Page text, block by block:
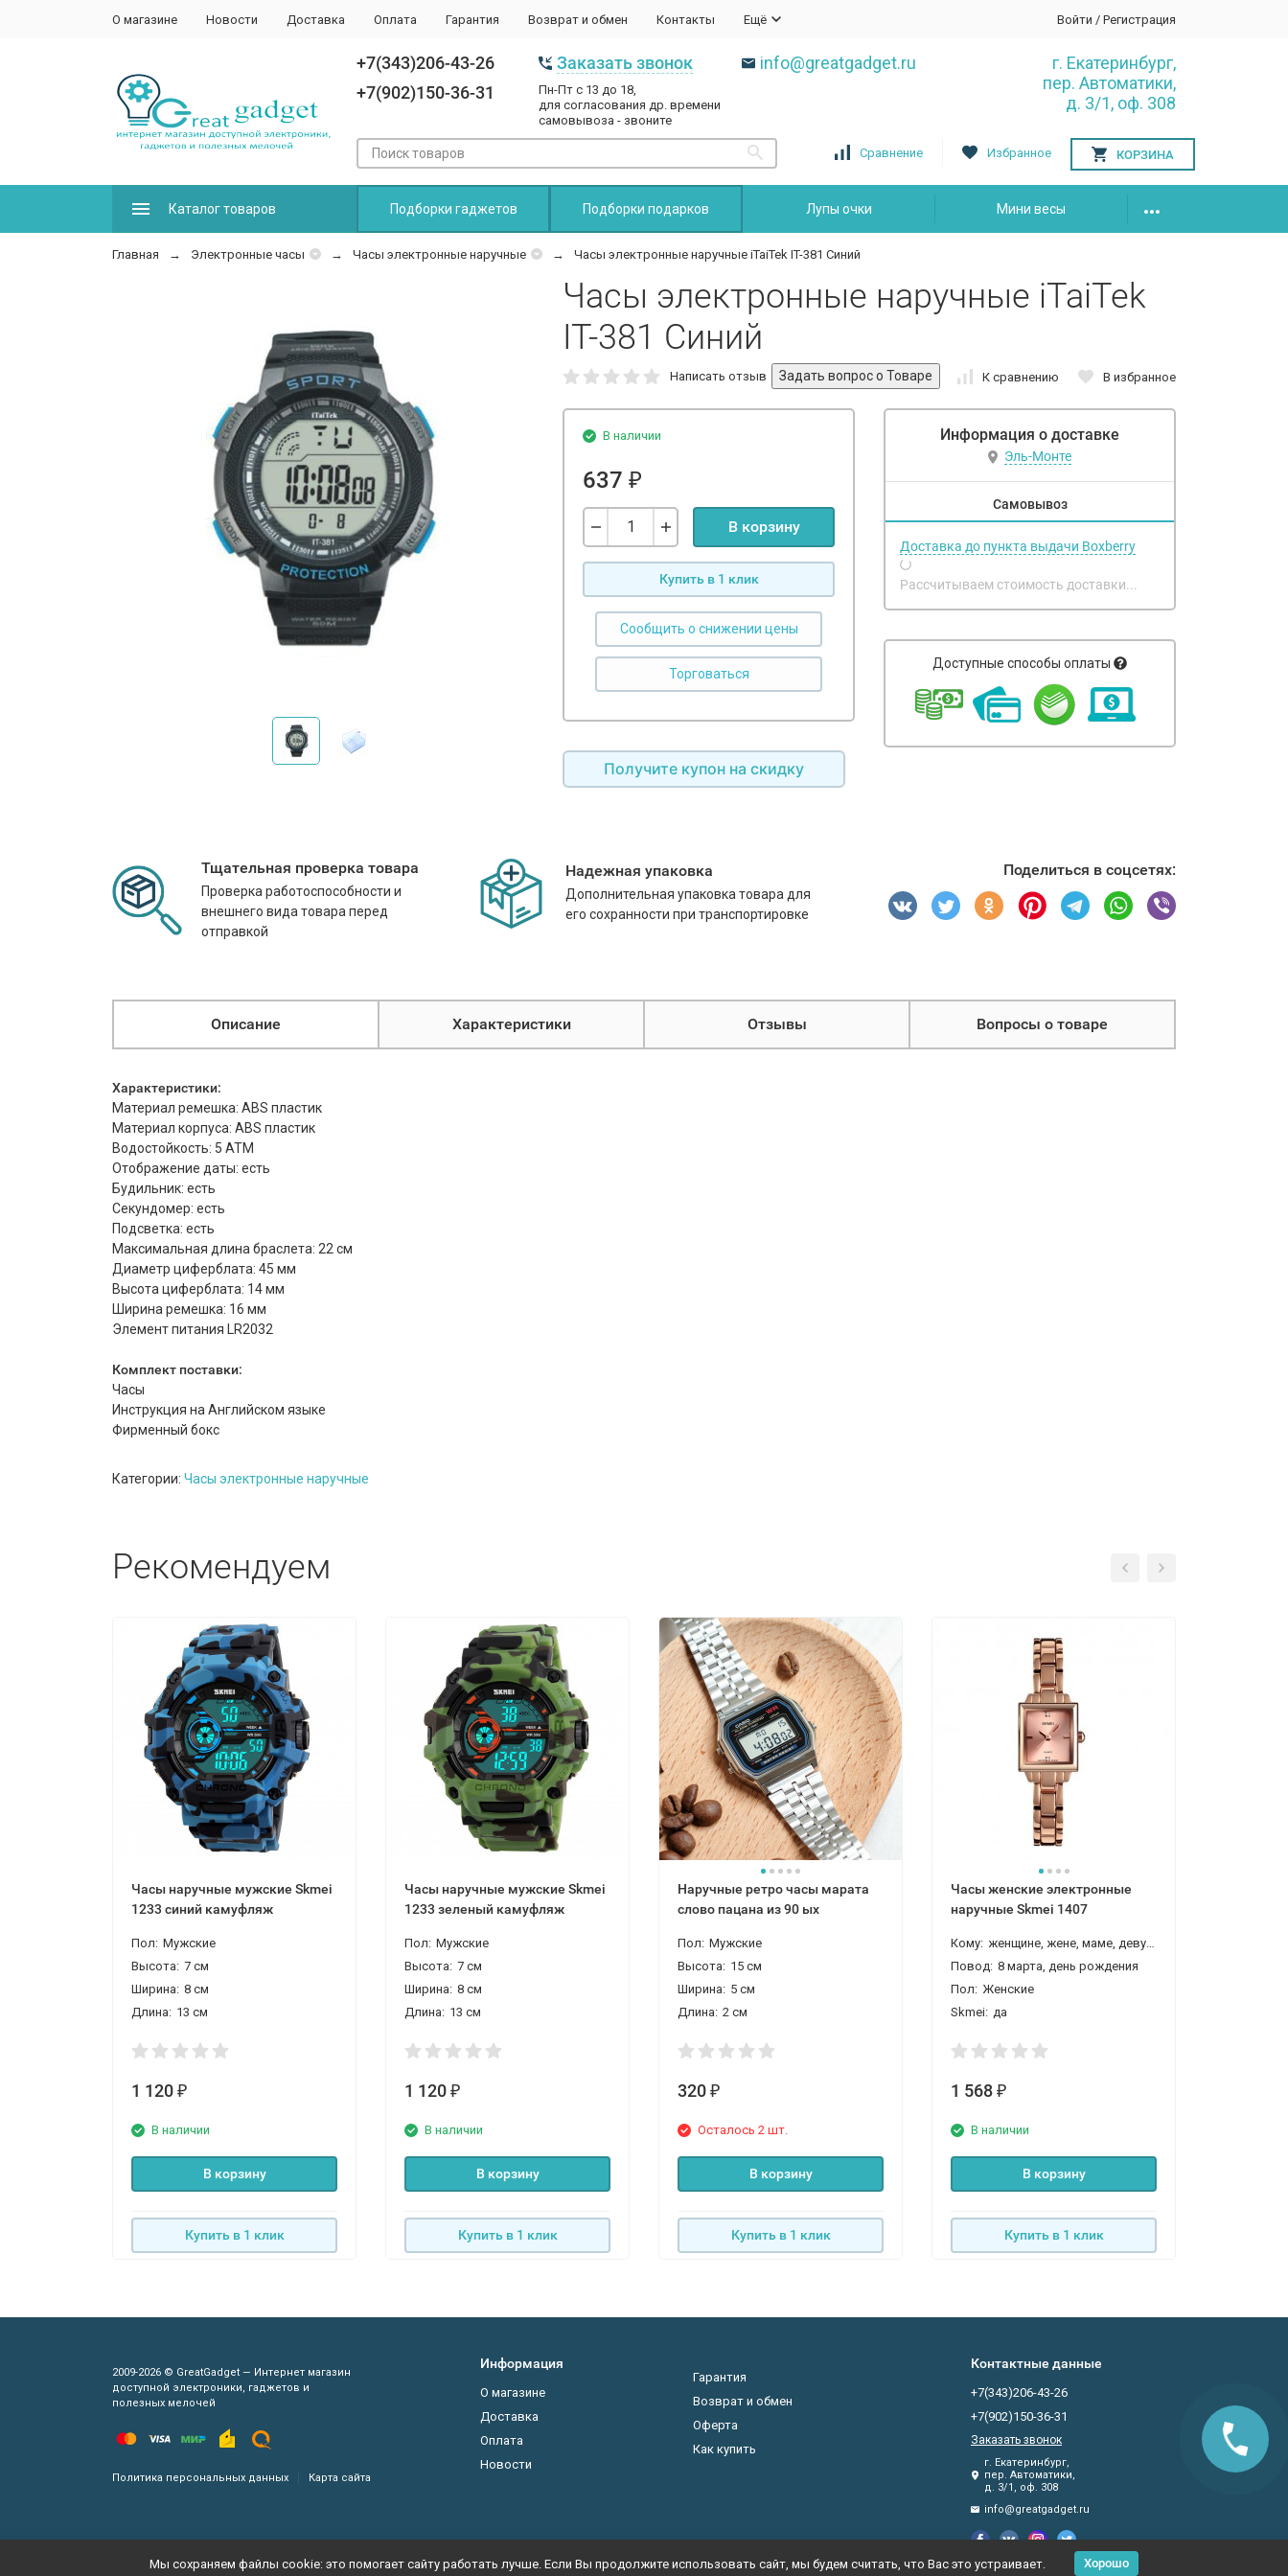
О магазине Новости Доставка Оплата Гарантия Возврат и обмен Контакты Ещё Войти / Регистрация
+7(343)206-43-26
+7(902)150-36-31
Заказать звонок
Пн-Пт с 13 до 18,
для согласования др. времени
самовывоза - звоните
info@greatgadget.ru
г. Екатеринбург,
пер. Автоматики,
д. 3/1, оф. 308
Сравнение Избранное КОРЗИНА
Каталог товаров Подборки гаджетов Подборки подарков Лупы очки Мини весы
Главная Электронные часы Часы электронные наручные Часы электронные наручные iTaiTek IT-381 Синий
Часы электронные наручные iTaiTek
IT-381 Синий
Написать отзыв К сравнению В избранное
В наличии
637 ₽
В корзину
Купить в 1 клик
Сообщить о снижении цены
Получите купон на скидку
Информация о доставке
Эль-Монте
Самовывоз
Доставка до пункта выдачи Boxberry
Рассчитываем стоимость доставки...
Доступные способы оплаты
Тщательная проверка товара
Проверка работоспособности и
внешнего вида товара перед
отправкой
Надежная упаковка
Дополнительная упаковка товара для
его сохранности при транспортировке
Поделиться в соцсетях:
Описание Характеристики Отзывы Вопросы о товаре
Характеристики:
Материал ремешка: ABS пластик
Материал корпуса: ABS пластик
Водостойкость: 5 АТМ
Отображение даты: есть
Будильник: есть
Секундомер: есть
Подсветка: есть
Максимальная длина браслета: 22 см
Диаметр циферблата: 45 мм
Высота циферблата: 14 мм
Ширина ремешка: 16 мм
Элемент питания LR2032
Комплект поставки:
Часы
Инструкция на Английском языке
Фирменный бокс
Категории: Часы электронные наручные
Рекомендуем
Часы наручные мужские Skmei
1233 синий камуфляж
Пол: Мужские
Высота: 7 см
Ширина: 8 см
Длина: 13 см
1 120 ₽
В наличии
В корзину
Купить в 1 клик
Часы наручные мужские Skmei
1233 зеленый камуфляж
Пол: Мужские
Высота: 7 см
Ширина: 8 см
Длина: 13 см
1 120 ₽
В наличии
В корзину
Купить в 1 клик
Наручные ретро часы марата
слово пацана из 90 ых
Пол: Мужские
Высота: 15 см
Ширина: 5 см
Длина: 2 см
320 ₽
Осталось 2 шт.
В корзину
Купить в 1 клик
Часы женские электронные
наручные Skmei 1407
Кому: женщине, жене, маме, девушке, любимой, бабушке
Повод: 8 марта, день рождения
Пол: Женские
Skmei: да
1 568 ₽
В наличии
В корзину
Купить в 1 клик
2009-2026 © GreatGadget — Интернет магазин
доступной электроники, гаджетов и
полезных мелочей
Политика персональных данных Карта сайта
Информация
О магазине
Доставка
Оплата
Новости
Гарантия
Возврат и обмен
Оферта
Как купить
Контактные данные
+7(343)206-43-26
+7(902)150-36-31
Заказать звонок
г. Екатеринбург,
пер. Автоматики,
д. 3/1, оф. 308
info@greatgadget.ru
Мы сохраняем файлы cookie: это помогает сайту работать лучше. Если Вы продолжите использовать сайт, мы будем считать, что Вас это устраивает. Хорошо